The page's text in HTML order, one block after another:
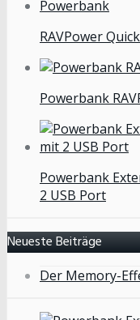
RAVPower
Powerbank
Powerbank
2 USB Port
Neueste Beiträge
Der Memory-